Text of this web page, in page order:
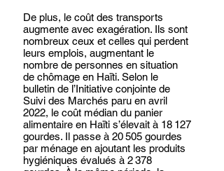
De plus, le coût des transports
augmente avec exagération. Ils sont
nombreux ceux et celles qui perdent
leurs emplois, augmentant le
nombre de personnes en situation
de chômage en Haïti. Selon le
bulletin de l’Initiative conjointe de
Suivi des Marchés paru en avril
2022, le coût médian du panier
alimentaire en Haïti s’élevait à 18 127
gourdes. Il passe à 20 505 gourdes
par ménage en ajoutant les produits
hygiéniques évalués à 2 378